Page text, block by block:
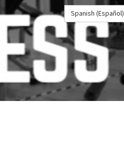
Spanish (Español)